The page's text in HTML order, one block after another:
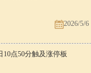
2026/5/6
10点50分触及涨停板